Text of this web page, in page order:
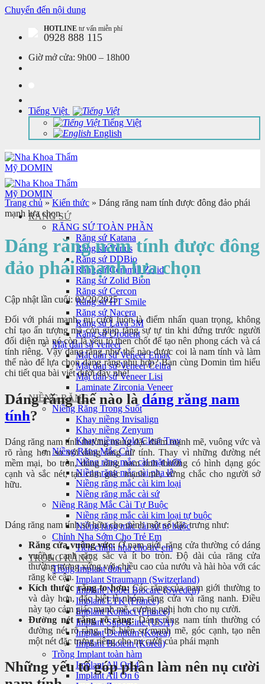
Chuyển đến nội dung
HOTLINE tư vấn miễn phí
0928 888 115
Giờ mở cửa: 9h00 – 18h00
Tiếng Việt
Tiếng Việt
English
RĂNG SỨ
RĂNG SỨ TOÀN PHẦN
Răng sứ Katana
Răng sứ Venus
Răng sứ DDBio
Răng sứ Ceramill Zolid
Răng sứ Zolid Bion
Răng sứ Cercon
Răng sứ HT Smile
Răng sứ Nacera
Răng sứ Lava 3M
Răng sứ Orodent
Mặt dán sứ veneer
Mặt dán sứ Veneer Emax
Mặt dán sứ Veneer Celtra
Mặt dán sứ Veneer Lisi
Laminate Zirconia Veneer
NIỀNG RĂNG
Niềng Răng Trong Suốt
Khay niềng Invisalign
Khay niềng Zenyum
Khay niềng Yolo Clear Tray
Niềng Răng Mắc Cài
Niềng răng mắc cài mặt lưỡi
Niềng răng mắc cài pha lê
Niềng răng mắc cài kim loại
Niềng răng mắc cài sứ
Niềng Răng Mắc Cài Tự Buộc
Niềng răng mắc cài kim loại tự buộc
Niềng răng mắc cài sứ tự buộc
Chỉnh Nha Sớm Cho Trẻ Em
Tiền chỉnh nha cho trẻ em
TRỒNG RĂNG
Trồng Implant đơn lẻ
Implant Straumann (Switzerland)
Implant Nobel Biocare (Sweden)
Implant ETK (France)
Implant Kontact (France)
Implant SuperLine (USA)
Implant Dentium (Korea)
Implant Biotem (Korea)
Trồng Implant toàn hàm
Implant All On 4
Implant All On 6
Trang chủ » Kiến thức » Dáng răng nam tính được đông đảo phái
mạnh lựa chọn
Dáng răng nam tính được đông
đảo phái mạnh lựa chọn
Cập nhật lần cuối: 02/20/2025
Đối với phái mạnh, nụ cười luôn là điểm nhấn quan trọng, không
chỉ tạo ấn tượng mà còn giúp tăng sự tự tin khi đứng trước người
đối diện mà nó còn là yếu tố then chốt để tạo nên phong cách và cá
tính riêng. Vậy dáng răng như thế nào được coi là nam tính và làm
thế nào để lựa chọn dáng răng phù hợp? Bạn cùng Domin tìm hiểu
chi tiết qua bài viết dưới đây nhé!
Dáng răng thế nào là dáng răng nam
tính?
Dáng răng nam tính thường mang đặc điểm mạnh mẽ, vuông vức và
rõ ràng hơn so với dáng răng nữ tính. Thay vì những đường nét
mềm mại, bo tròn, dáng răng nam tính thường có hình dạng góc
cạnh và sắc nét, tạo cảm giác mạnh mẽ, vững chắc cho người sở
hữu.
Dáng răng nam tính sở hữu cho mình một số đặc trưng như:
Răng cửa vuông vức:Ở nam giới, răng cửa thường có dáng
vuông, cạnh răng sắc và ít bo tròn. Độ dài của răng cửa
thường tương xứng với chiều cao của nướu và hài hòa với các
răng kế cận.
Kích thước răng to hơn:Các răng của nam giới thường to
và dày hơn, đặc biệt là nhóm răng cửa và răng nanh. Điều
này tạo cảm giác mạnh mẽ, cương nghị hơn cho nụ cười.
Đường nét răng rõ ràng:Dáng răng nam tính thường có
đường nét rõ ràng, thể hiện sự mạnh mẽ, góc cạnh, tạo nên
một nét đặc trưng riêng cho nụ cười của phái mạnh
Những yếu tố góp phần làm nên nụ cười